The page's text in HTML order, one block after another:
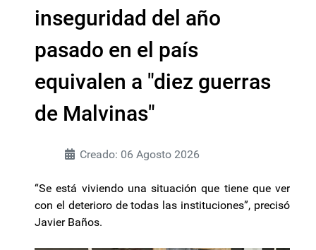
inseguridad del año
pasado en el país
equivalen a "diez guerras
de Malvinas"
Creado: 06 Agosto 2026
“Se está viviendo una situación que tiene que ver
con el deterioro de todas las instituciones”, precisó
Javier Baños.